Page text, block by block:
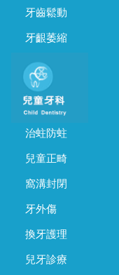
牙齒鬆動
牙齦萎縮
治蛀防蛀
兒童正畸
窩溝封閉
牙外傷
換牙護理
兒牙診療